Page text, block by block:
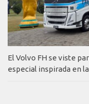
El Volvo FH se viste
especial inspirada en